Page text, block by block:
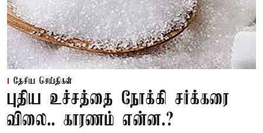
தேசிய செய்திகள்
புதிய உச்சத்தை நோக்கி சர்க்கரை
விலை.. காரணம் என்ன.?